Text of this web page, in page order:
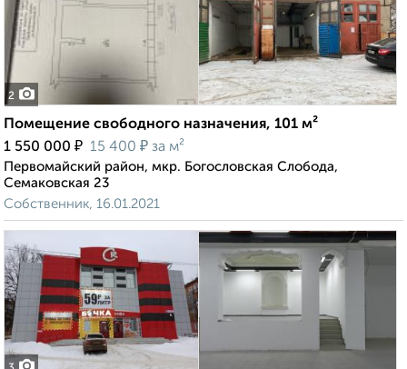
2
Помещение свободного назначения, 101 м²
1 550 000 ₽ 15 400 ₽ за м²
Первомайский район, мкр. Богословская Слобода,
Семаковская 23
Собственник, 16.01.2021